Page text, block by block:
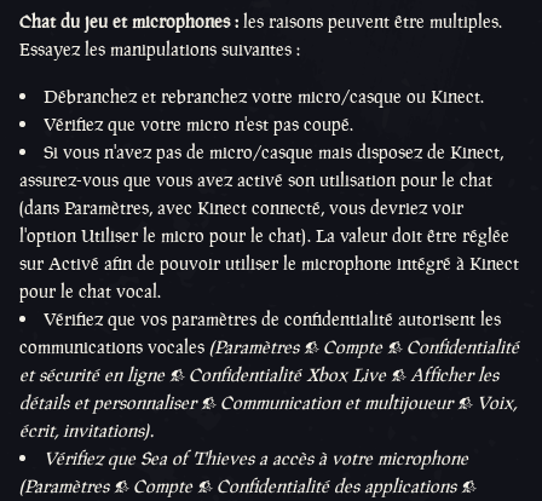
Chat du jeu et microphones : les raisons peuvent être multiples.
Essayez les manipulations suivantes :
Débranchez et rebranchez votre micro/casque ou Kinect.
Vérifiez que votre micro n'est pas coupé.
Si vous n'avez pas de micro/casque mais disposez de Kinect,
assurez-vous que vous avez activé son utilisation pour le chat
(dans Paramètres, avec Kinect connecté, vous devriez voir
l'option Utiliser le micro pour le chat). La valeur doit être réglée
sur Activé afin de pouvoir utiliser le microphone intégré à Kinect
pour le chat vocal.
Vérifiez que vos paramètres de confidentialité autorisent les
communications vocales (Paramètres > Compte > Confidentialité
et sécurité en ligne > Confidentialité Xbox Live > Afficher les
détails et personnaliser > Communication et multijoueur > Voix,
écrit, invitations).
Vérifiez que Sea of Thieves a accès à votre microphone
(Paramètres > Compte > Confidentialité des applications >